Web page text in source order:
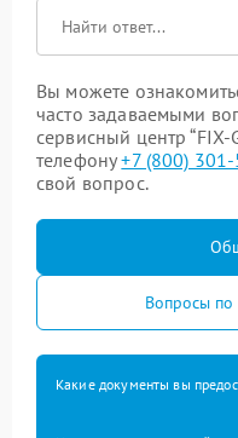
Вы можете
часто задаваемыми
сервисный центр
телефону+7 (800)
свой вопрос.
Вопросы
Какие документы вы